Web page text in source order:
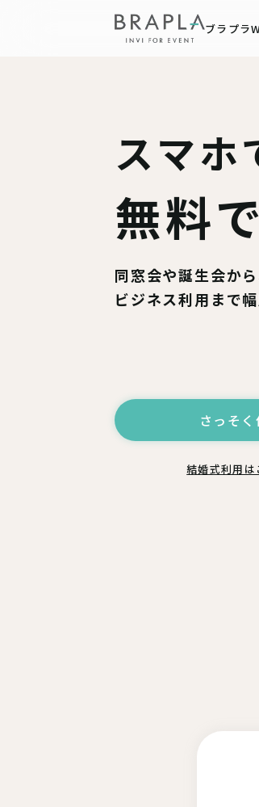
ブラプラ
スマホ
無料
同窓会や誕生会か
ビジネス利用まで
さっそ
結婚式利用は